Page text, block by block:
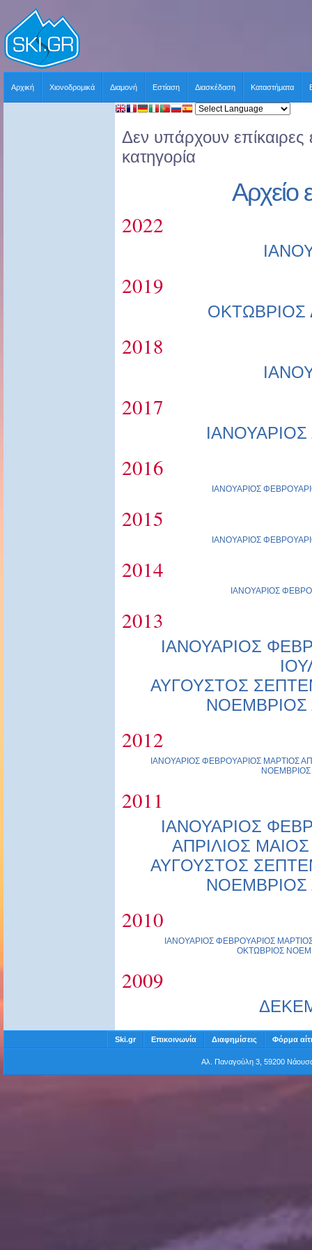
Αρχική Χιονοδρομικά Διαμονή Εστίαση Διασκέδαση Καταστήματα
Δεν υπάρχουν επίκαιρες
κατηγορία
Αρχείο
2022
2019
ΟΚΤΩΒΡΙΟΣ
2018
2017
ΙΑΝΟΥΑΡΙΟΣ
2016
ΙΑΝΟΥΑΡΙΟΣ
2015
ΙΑΝΟΥΑΡΙΟΣ
2014
ΙΑΝΟΥΑΡΙΟΣ
2013
ΙΑΝΟΥΑΡΙΟΣ
ΑΥΓΟΥΣΤΟΣ
ΝΟΕΜΒΡΙΟΣ
2012
ΙΑΝΟΥΑΡΙΟΣ ΦΕΒΡΟΥΑΡΙΟΣ ΜΑΡΤΙΟΣ
ΝΟΕΜΒΡΙΟΣ
2011
ΙΑΝΟΥΑΡΙΟΣ
ΑΠΡΙΛΙΟΣ ΜΑΙΟΣ
ΑΥΓΟΥΣΤΟΣ
ΝΟΕΜΒΡΙΟΣ
2010
ΙΑΝΟΥΑΡΙΟΣ ΦΕΒΡΟΥΑΡΙΟΣ
ΟΚΤΩΒΡΙΟΣ
2009
Ski.gr Επικοινωνία Διαφημίσεις Φόρμα
Αλ. Παναγούλη 3, 59200